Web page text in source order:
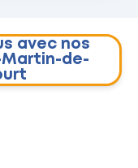
avec nos
Martin-de-